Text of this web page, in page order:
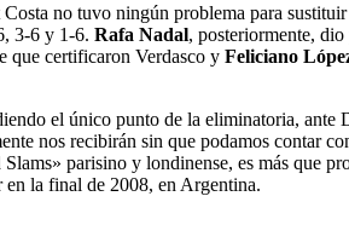
no tuvo ningún problema para
3-6 y 1-6. Rafa Nadal, posteriormente,
que certificaron Verdasco y Feliciano
el único punto de la eliminatoria,
nos recibirán sin que podamos contar
parisino y londinense, es más que
la final de 2008, en Argentina.